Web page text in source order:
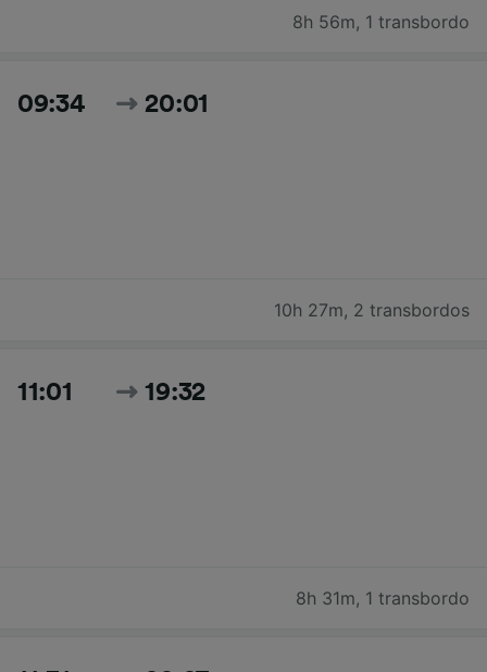
8h 56m, 1 transbordo
09:34 20:01
10h 27m, 2 transbordos
11:01 19:32
8h 31m, 1 transbordo